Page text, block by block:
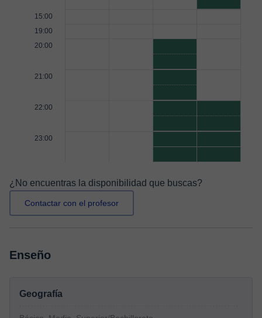
15:00
19:00
20:00
21:00
22:00
23:00
¿No encuentras la disponibilidad que buscas?
Contactar con el profesor
Enseño
Geografía